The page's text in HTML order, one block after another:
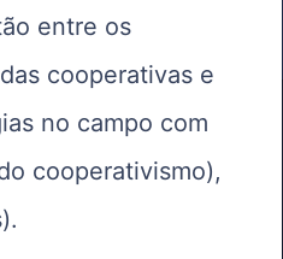
entre os
cooperativas e
no campo com
cooperativismo),